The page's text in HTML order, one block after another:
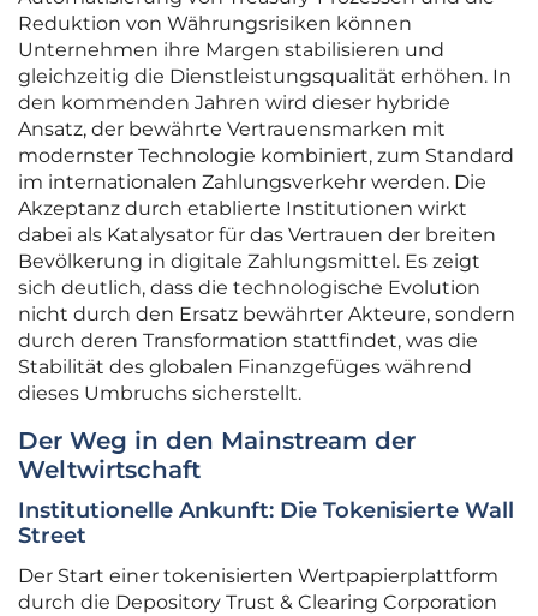
Reduktion von Währungsrisiken können
Unternehmen ihre Margen stabilisieren und
gleichzeitig die Dienstleistungsqualität erhöhen. In
den kommenden Jahren wird dieser hybride
Ansatz, der bewährte Vertrauensmarken mit
modernster Technologie kombiniert, zum Standard
im internationalen Zahlungsverkehr werden. Die
Akzeptanz durch etablierte Institutionen wirkt
dabei als Katalysator für das Vertrauen der breiten
Bevölkerung in digitale Zahlungsmittel. Es zeigt
sich deutlich, dass die technologische Evolution
nicht durch den Ersatz bewährter Akteure, sondern
durch deren Transformation stattfindet, was die
Stabilität des globalen Finanzgefüges während
dieses Umbruchs sicherstellt.
Der Weg in den Mainstream der
Weltwirtschaft
Institutionelle Ankunft: Die Tokenisierte Wall
Street
Der Start einer tokenisierten Wertpapierplattform
durch die Depository Trust & Clearing Corporation